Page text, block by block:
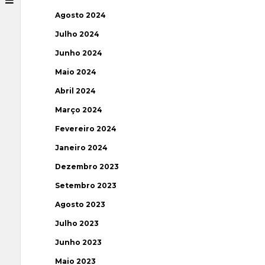
Agosto 2024
Julho 2024
Junho 2024
Maio 2024
Abril 2024
Março 2024
Fevereiro 2024
Janeiro 2024
Dezembro 2023
Setembro 2023
Agosto 2023
Julho 2023
Junho 2023
Maio 2023